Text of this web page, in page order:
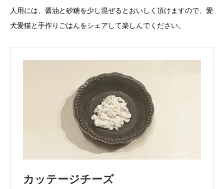
人用には、醤油と砂糖を少し混ぜるとおいしく頂けますので、愛
犬愛猫と手作りごはんをシェアして楽しんでください。